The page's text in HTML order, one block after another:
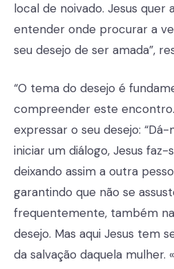
local de noivado. Jesus quer
entender onde procurar a
seu desejo de ser amada”,
“O tema do desejo é
compreender este
expressar o seu desejo:
iniciar um diálogo, Jesus
deixando assim a outra
garantindo que não se
frequentemente, também
desejo. Mas aqui Jesus tem
da salvação daquela mulher.